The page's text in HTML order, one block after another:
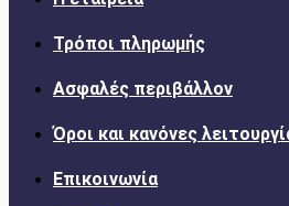
Τρόποι πληρωμής
Ασφαλές περιβάλλον
Όροι και κανόνες
Επικοινωνία